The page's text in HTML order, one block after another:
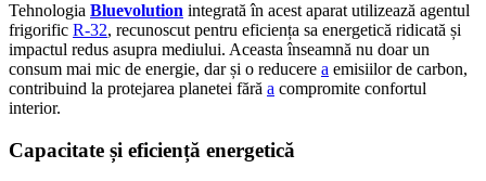
Tehnologia Bluevolution integrată în acest aparat utilizează agentul
frigorific R-32, recunoscut pentru eficiența sa energetică ridicată și
impactul redus asupra mediului. Aceasta înseamnă nu doar un
consum mai mic de energie, dar și o reducere a emisiilor de carbon,
contribuind la protejarea planetei fără a compromite confortul
interior.
Capacitate și eficiență energetică